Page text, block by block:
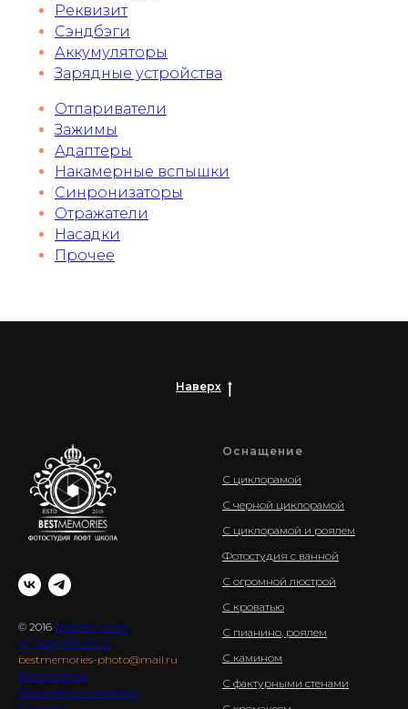
Реквизит
Сэндбэги
Аккумуляторы
Зарядные устройства
Отпариватели
Зажимы
Адаптеры
Накамерные вспышки
Синронизаторы
Отражатели
Насадки
Прочее
Наверх
© 2016 BestMemories
+7 (903) 596-23-21
bestmemories-photo@mail.ru
Фотогалерея
Реквизиты и контакты
Оснащение
С циклорамой
С черной циклорамой
С циклорамой и роялем
Фотостудия с ванной
С огромной люстрой
С кроватью
С пианино, роялем
С камином
С фактурными стенами